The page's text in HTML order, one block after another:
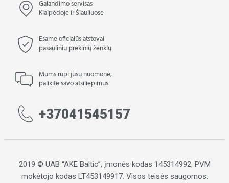
Galandimo servisas
Klaipėdoje ir Šiauliuose
Esame oficialūs atstovai
pasaulinių prekinių ženklų
Mums rūpi jūsų nuomonė,
palikite savo atsiliepimus
+37041545157
2019 © UAB “AKE Baltic”, įmonės kodas 145314992, PVM
mokėtojo kodas LT453149917. Visos teisės saugomos.